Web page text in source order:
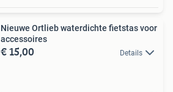
Nieuwe Ortlieb waterdichte fietstas voor
accessoires
€ 15,00 Details